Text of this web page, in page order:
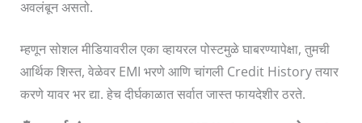
अवलंबून असतो.
म्हणून सोशल मीडियावरील एका व्हायरल पोस्टमुळे घाबरण्यापेक्षा, तुमची
आर्थिक शिस्त, वेळेवर EMI भरणे आणि चांगली Credit History तयार
करणे यावर भर द्या. हेच दीर्घकाळात सर्वात जास्त फायदेशीर ठरते.